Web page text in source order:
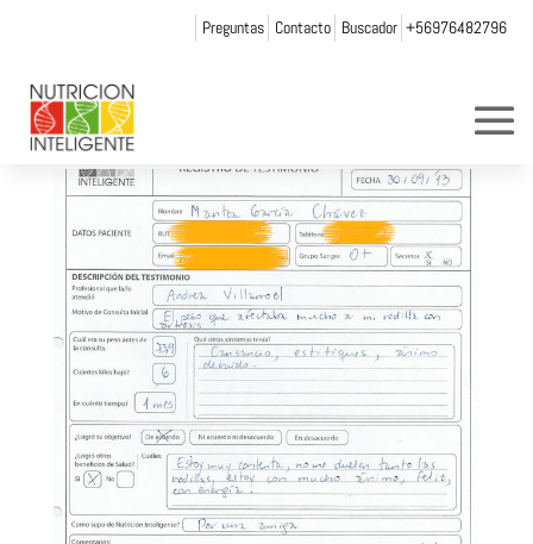
Preguntas Contacto Buscador +56976482796
maritza_garcia
porandrea chicurel